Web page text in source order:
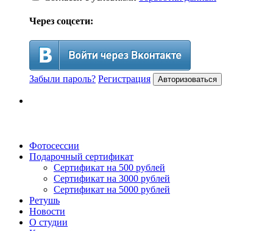
Через соцсети:
Забыли пароль? Регистрация Авторизоваться
Фотосессии
Подарочный сертификат
Сертификат на 500 рублей
Сертификат на 3000 рублей
Сертификат на 5000 рублей
Ретушь
Новости
О студии